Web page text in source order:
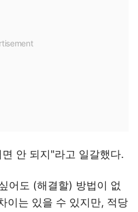
안 되지"라고 일갈했다.
어도 (해결할) 방법이 없
이는 있을 수 있지만, 적당